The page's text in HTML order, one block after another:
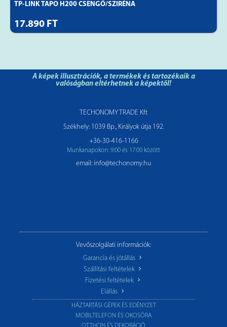
TP-LINK TAPO H200 CSENGŐ/SZIRÉNA
17.890 FT
A képek illusztrációk, a termékek és tartozékaik a
valóságban eltérhetnek a képektől!
TECHONOMY TRADE Kft
Székhely: 1039 Bp., Királyok útja 192.
+36-30-416-1166
Munkanapokon: 9:00 és 17:00 között
email: info@techonomy.hu
Vevőszolgálati információk:
Garancia és jótállás
Szállítási feltételek
Fizetési feltételek
Elállás
HÁZTARTÁSI GÉPEK ÉS EDÉNYZET
MOBILTELEFON ÉS OKOSÓRA